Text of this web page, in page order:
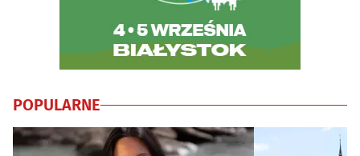
POPULARNE